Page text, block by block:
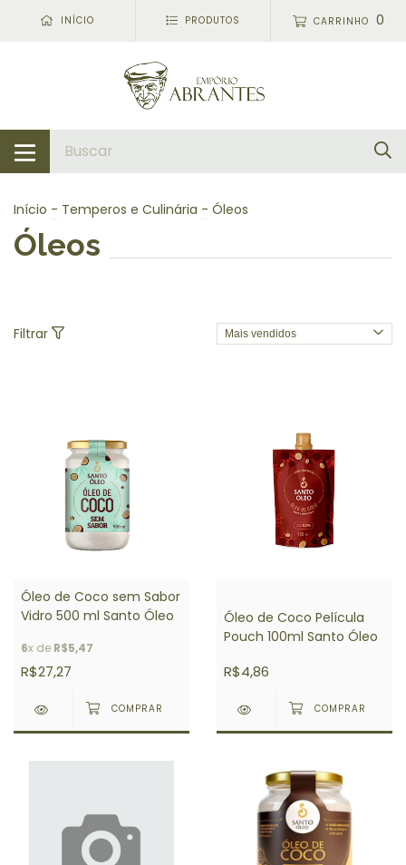
INÍCIO PRODUTOS CARRINHO 0
Início - Temperos e Culinária - Óleos
Óleos
Filtrar
Óleo de Coco sem Sabor
Vidro 500 ml Santo Óleo
6x de R$5,47
R$27,27
Óleo de Coco Película
Pouch 100ml Santo Óleo
R$4,86